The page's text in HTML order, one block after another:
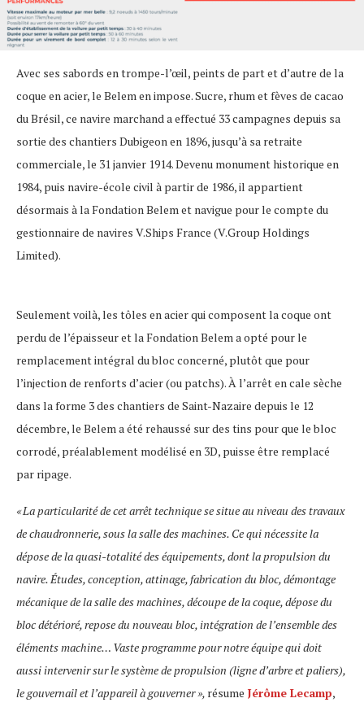
Avec ses sabords en trompe-l’œil, peints de part et d’autre de la
coque en acier, le Belem en impose. Sucre, rhum et fèves de cacao
du Brésil, ce navire marchand a effectué 33 campagnes depuis sa
sortie des chantiers Dubigeon en 1896, jusqu’à sa retraite
commerciale, le 31 janvier 1914. Devenu monument historique en
1984, puis navire-école civil à partir de 1986, il appartient
désormais à la Fondation Belem et navigue pour le compte du
gestionnaire de navires V.Ships France (V.Group Holdings
Limited).
Seulement voilà, les tôles en acier qui composent la coque ont
perdu de l’épaisseur et la Fondation Belem a opté pour le
remplacement intégral du bloc concerné, plutôt que pour
l’injection de renforts d’acier (ou patchs). À l’arrêt en cale sèche
dans la forme 3 des chantiers de Saint-Nazaire depuis le 12
décembre, le Belem a été rehaussé sur des tins pour que le bloc
corrodé, préalablement modélisé en 3D, puisse être remplacé
par ripage.
« La particularité de cet arrêt technique se situe au niveau des travaux
de chaudronnerie, sous la salle des machines. Ce qui nécessite la
dépose de la quasi-totalité des équipements, dont la propulsion du
navire. Études, conception, attinage, fabrication du bloc, démontage
mécanique de la salle des machines, découpe de la coque, dépose du
bloc détérioré, repose du nouveau bloc, intégration de l’ensemble des
éléments machine… Vaste programme pour notre équipe qui doit
aussi intervenir sur le système de propulsion (ligne d’arbre et paliers),
le gouvernail et l’appareil à gouverner », résume Jérôme Lecamp,